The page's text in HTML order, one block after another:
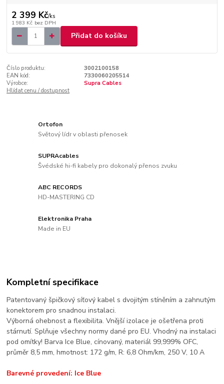
2 399 Kč/ks
1 983 Kč bez DPH
Přidat do košíku
Číslo produktu:
3002100158
EAN kód:
7330060205514
Výrobce:
Supra Cables
Hlídat cenu / dostupnost
Ortofon
Světový lídr v oblasti přenosek
SUPRAcables
Švédské hi-fi kabely pro dokonalý přenos zvuku
ABC RECORDS
HD-MASTERING CD
Elektronika Praha
Made in EU
Kompletní specifikace
Patentovaný špičkový síťový kabel s dvojitým stíněním a zahnutým
konektorem pro snadnou instalaci.
Výborná ohebnost a flexibilita. Vnější izolace je ošetřena proti
stárnutí. Splňuje všechny normy dané pro EU. Vhodný na instalaci
pod omítky! Barva Ice Blue, cínovaný, materiál 99,999% OFC,
průměr 8,5 mm, hmotnost: 172 g/m, R: 6,8 Ohm/km, 250 V, 10 A
Barevné provedení: Ice Blue